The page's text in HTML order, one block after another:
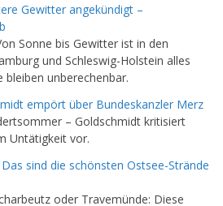
Gewitter angekündigt –
Sonne bis Gewitter ist in den
und Schleswig-Holstein alles
bleiben unberechenbar.
empört über Bundeskanzler Merz
– Goldschmidt kritisiert
Untätigkeit vor.
sind die schönsten Ostsee-Strände
oder Travemünde: Diese